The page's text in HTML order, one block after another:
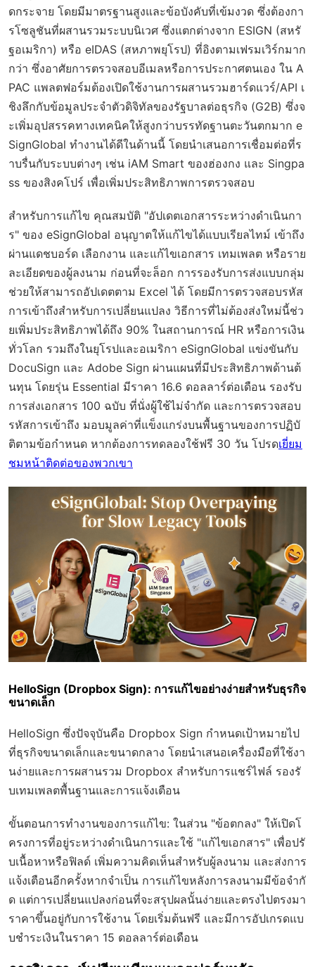
ดกระจาย โดยมีมาตรฐานสูงและข้อบังคับที่เข้มงวด ซึ่งต้องกา
รโซลูชันที่ผสานรวมระบบนิเวศ ซึ่งแตกต่างจาก ESIGN (สหรั
ฐอเมริกา) หรือ eIDAS (สหภาพยุโรป) ที่อิงตามเฟรมเวิร์กมาก
กว่า ซึ่งอาศัยการตรวจสอบอีเมลหรือการประกาศตนเอง ใน A
PAC แพลตฟอร์มต้องเปิดใช้งานการผสานรวมฮาร์ดแวร์/API เ
ชิงลึกกับข้อมูลประจำตัวดิจิทัลของรัฐบาลต่อธุรกิจ (G2B) ซึ่งจ
ะเพิ่มอุปสรรคทางเทคนิคให้สูงกว่าบรรทัดฐานตะวันตกมาก e
SignGlobal ทำงานได้ดีในด้านนี้ โดยนำเสนอการเชื่อมต่อที่ร
าบรื่นกับระบบต่างๆ เช่น iAM Smart ของฮ่องกง และ Singpa
ss ของสิงคโปร์ เพื่อเพิ่มประสิทธิภาพการตรวจสอบ
สำหรับการแก้ไข คุณสมบัติ "อัปเดตเอกสารระหว่างดำเนินกา
ร" ของ eSignGlobal อนุญาตให้แก้ไขได้แบบเรียลไทม์ เข้าถึง
ผ่านแดชบอร์ด เลือกงาน และแก้ไขเอกสาร เทมเพลต หรือราย
ละเอียดของผู้ลงนาม ก่อนที่จะล็อก การรองรับการส่งแบบกลุ่ม
ช่วยให้สามารถอัปเดตตาม Excel ได้ โดยมีการตรวจสอบรหัส
การเข้าถึงสำหรับการเปลี่ยนแปลง วิธีการที่ไม่ต้องส่งใหม่นี้ช่ว
ยเพิ่มประสิทธิภาพได้ถึง 90% ในสถานการณ์ HR หรือการเงิน
ทั่วโลก รวมถึงในยุโรปและอเมริกา eSignGlobal แข่งขันกับ
DocuSign และ Adobe Sign ผ่านแผนที่มีประสิทธิภาพด้านต้
นทุน โดยรุ่น Essential มีราคา 16.6 ดอลลาร์ต่อเดือน รองรับ
การส่งเอกสาร 100 ฉบับ ที่นั่งผู้ใช้ไม่จำกัด และการตรวจสอบ
รหัสการเข้าถึง มอบมูลค่าที่แข็งแกร่งบนพื้นฐานของการปฏิบั
ติตามข้อกำหนด หากต้องการทดลองใช้ฟรี 30 วัน โปรดเยี่ยม
ชมหน้าติดต่อของพวกเขา
HelloSign (Dropbox Sign): การแก้ไขอย่างง่ายสำหรับธุรกิจ
ขนาดเล็ก
HelloSign ซึ่งปัจจุบันคือ Dropbox Sign กำหนดเป้าหมายไป
ที่ธุรกิจขนาดเล็กและขนาดกลาง โดยนำเสนอเครื่องมือที่ใช้งา
นง่ายและการผสานรวม Dropbox สำหรับการแชร์ไฟล์ รองรั
บเทมเพลตพื้นฐานและการแจ้งเตือน
ขั้นตอนการทำงานของการแก้ไข: ในส่วน "ข้อตกลง" ให้เปิดโ
ครงการที่อยู่ระหว่างดำเนินการและใช้ "แก้ไขเอกสาร" เพื่อปรั
บเนื้อหาหรือฟิลด์ เพิ่มความคิดเห็นสำหรับผู้ลงนาม และส่งการ
แจ้งเตือนอีกครั้งหากจำเป็น การแก้ไขหลังการลงนามมีข้อจำกั
ด แต่การเปลี่ยนแปลงก่อนที่จะสรุปผลนั้นง่ายและตรงไปตรงมา
ราคาขึ้นอยู่กับการใช้งาน โดยเริ่มต้นฟรี และมีการอัปเกรดแบ
บชำระเงินในราคา 15 ดอลลาร์ต่อเดือน